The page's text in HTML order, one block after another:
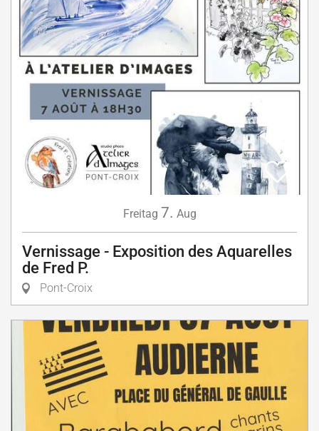
Freitag 7. Aug
Vernissage - Exposition des Aquarelles
de Fred P.
Pont-Croix